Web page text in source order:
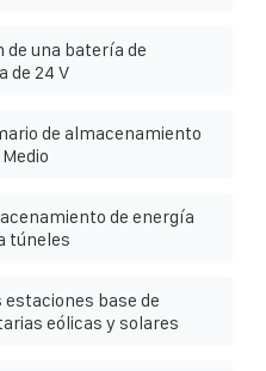
de una batería de
de 24 V
de almacenamiento
de energía
túneles
base de
eólicas y solares